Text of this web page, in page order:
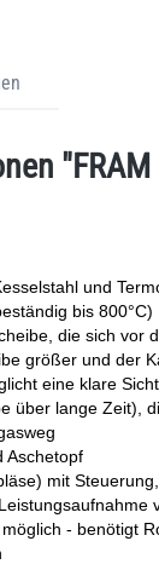
"FRAM
und
bis 800°C)
die sich vor
größer und der
eine klare
über lange Zeit),
Aschetopf
mit Steuerung,
- benötigt